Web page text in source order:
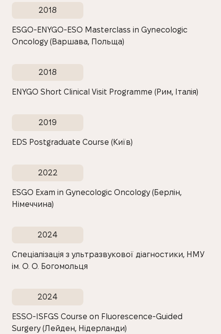
2018
ESGO-ENYGO-ESO Masterclass in Gynecologic
Oncology (Варшава, Польща)
2018
ENYGO Short Clinical Visit Programme (Рим, Італія)
2019
EDS Postgraduate Course (Київ)
2022
ESGO Exam in Gynecologic Oncology (Берлін,
Німеччина)
2024
Спеціалізація з ультразвукової діагностики, НМУ
ім. О. О. Богомольця
2024
ESSO-ISFGS Course on Fluorescence-Guided
Surgery (Лейден, Нідерланди)